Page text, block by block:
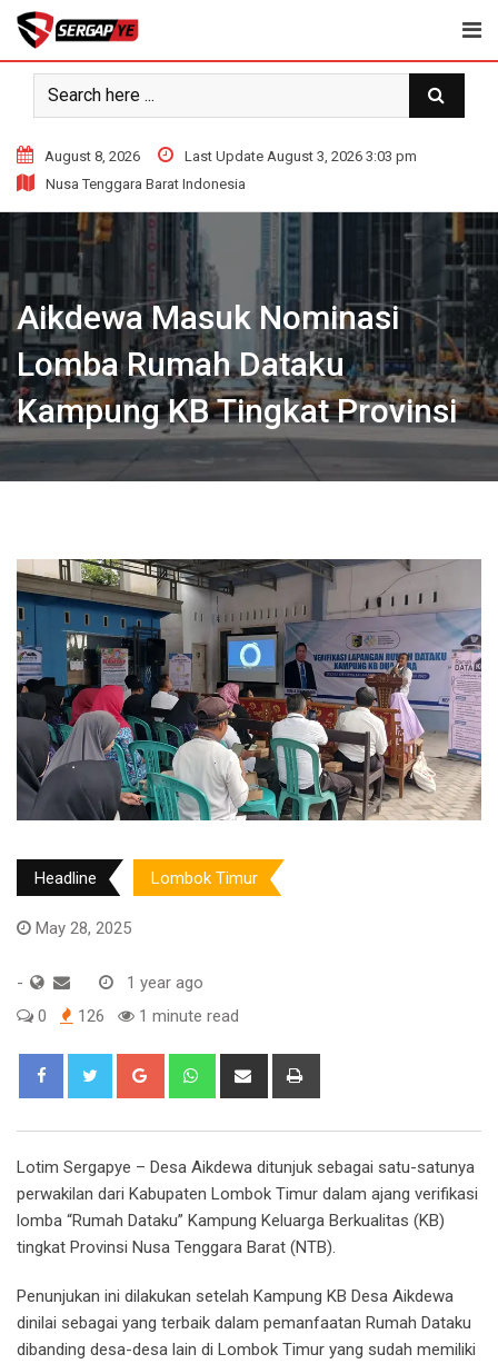
Skip
content
August 8, 2026
Last Update August 3, 2026 3:03 pm
Nusa Tenggara Barat Indonesia
Aikdewa Masuk Nominasi
Lomba Rumah Dataku
Kampung KB Tingkat Provinsi
Headline Lombok Timur
May 28, 2025
-
1 year ago
0
126 1 minute read
Google+ WhatsappShare
Lotim Sergapye – Desa Aikdewa ditunjuk sebagai satu-satunya
perwakilan dari Kabupaten Lombok Timur dalam ajang verifikasi
lomba “Rumah Dataku” Kampung Keluarga Berkualitas (KB)
tingkat Provinsi Nusa Tenggara Barat (NTB).
Penunjukan ini dilakukan setelah Kampung KB Desa Aikdewa
dinilai sebagai yang terbaik dalam pemanfaatan Rumah Dataku
dibanding desa-desa lain di Lombok Timur yang sudah memiliki